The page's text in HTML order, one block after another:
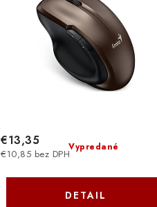
Vypredané
€10,85 bez DPH
€13,35
DETAIL